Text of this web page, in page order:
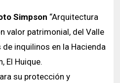
Simpson “Arquitectura
valor patrimonial, del Valle
inquilinos en la Hacienda
El Huique.
su protección y